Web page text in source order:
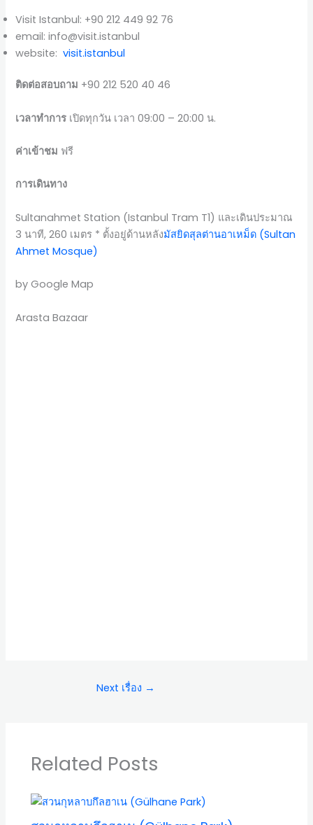
Visit Istanbul: +90 212 449 92 76
email: info@visit.istanbul
website: visit.istanbul
ติดต่อสอบถาม +90 212 520 40 46
เวลาทำการ เปิดทุกวัน เวลา 09:00 – 20:00 น.
ค่าเข้าชม ฟรี
การเดินทาง
Sultanahmet Station (Istanbul Tram T1) และเดินประมาณ
3 นาที, 260 เมตร * ตั้งอยู่ด้านหลังมัสยิดสุลต่านอาเหม็ด (Sultan
Ahmet Mosque)
by Google Map
Arasta Bazaar
Next เรื่อง →
Related Posts